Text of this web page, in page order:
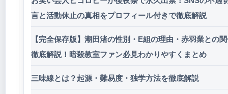
言と活動休止の真相をプロフィール付きで徹底解説
【完全保存版】潮田渚の性別・E組の理由・赤羽業との
徹底解説！暗殺教室ファン必見わかりやすくまとめ
三味線とは？起源・難易度・独学方法を徹底解説